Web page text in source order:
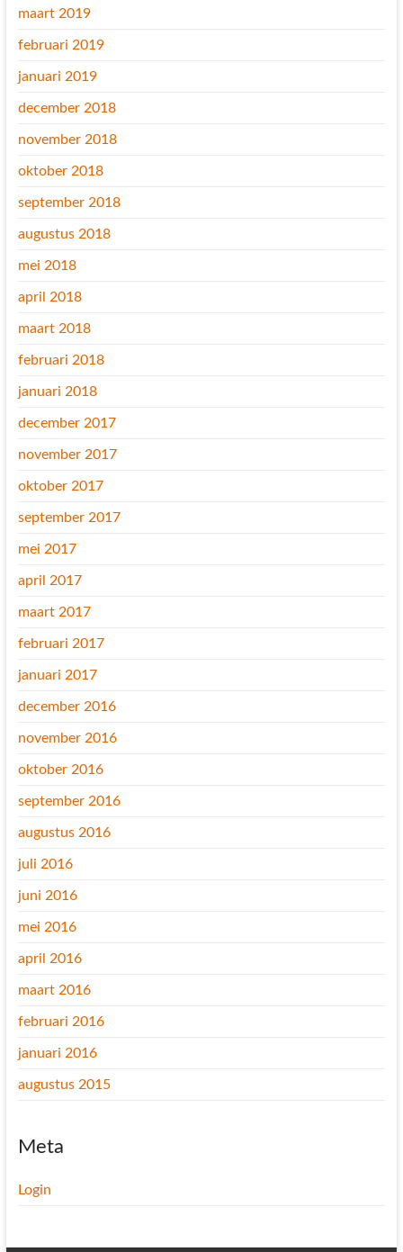
maart 2019
februari 2019
januari 2019
december 2018
november 2018
oktober 2018
september 2018
augustus 2018
mei 2018
april 2018
maart 2018
februari 2018
januari 2018
december 2017
november 2017
oktober 2017
september 2017
mei 2017
april 2017
maart 2017
februari 2017
januari 2017
december 2016
november 2016
oktober 2016
september 2016
augustus 2016
juli 2016
juni 2016
mei 2016
april 2016
maart 2016
februari 2016
januari 2016
augustus 2015
Meta
Login